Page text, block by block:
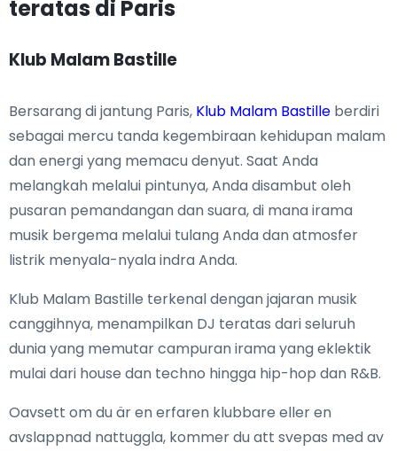
teratas di Paris
Klub Malam Bastille
Bersarang di jantung Paris, Klub Malam Bastille berdiri
sebagai mercu tanda kegembiraan kehidupan malam
dan energi yang memacu denyut. Saat Anda
melangkah melalui pintunya, Anda disambut oleh
pusaran pemandangan dan suara, di mana irama
musik bergema melalui tulang Anda dan atmosfer
listrik menyala-nyala indra Anda.
Klub Malam Bastille terkenal dengan jajaran musik
canggihnya, menampilkan DJ teratas dari seluruh
dunia yang memutar campuran irama yang eklektik
mulai dari house dan techno hingga hip-hop dan R&B.
Oavsett om du är en erfaren klubbare eller en
avslappnad nattuggla, kommer du att svepas med av